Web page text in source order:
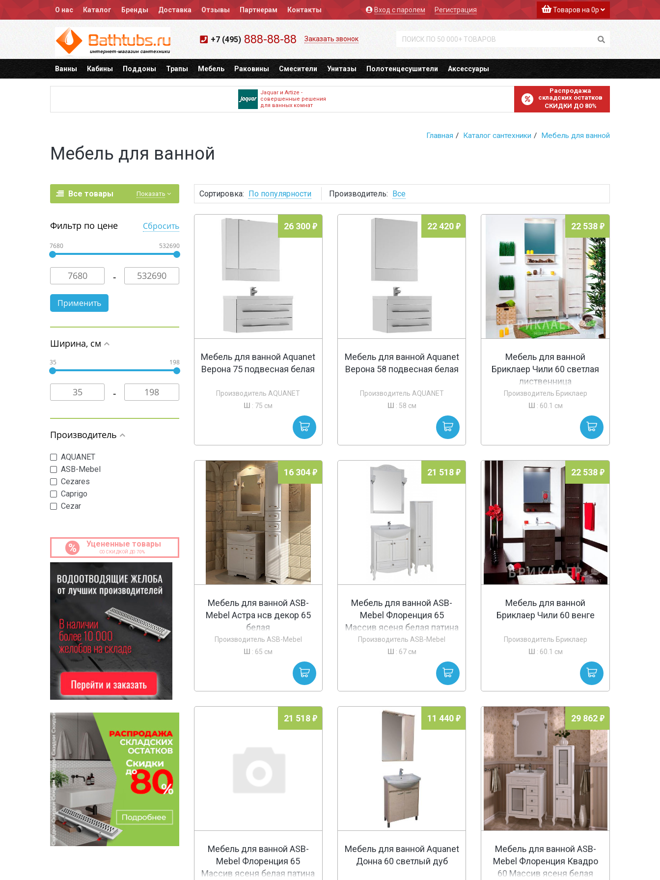
О нас Каталог Бренды Доставка Отзывы Партнерам Контакты Вход с паролем Регистрация Товаров на 0р
+7 (495) 888-88-88 Заказать звонок
Ванны Кабины Поддоны Трапы Мебель Раковины Смесители Унитазы Полотенцесушители Аксессуары
Распродажа
складских остатков
СКИДКИ ДО 80%
Jaquar и Artize -
совершенные решения
для ванных комнат
Главная Каталог сантехники Мебель для ванной
Мебель для ванной
Все товары Показать
Фильтр по цене Сбросить
7680 532690
Ширина, см
35 198
Производитель
AQUANET
ASB-Mebel
Cezares
Caprigo
Cezar
Dreja
Eban
Keuco
Misty
SANTEK
Simas
Бриклаер
Toto
Tiffany World
Аква Родос
Атолл
% Уцененные товары
СО СКИДКОЙ ДО 70%
Сортировка: По популярности Производитель: Все
26 300
Мебель для ванной Aquanet
Верона 75 подвесная белая
Производитель AQUANET
Ш : 75 см
22 420
Мебель для ванной Aquanet
Верона 58 подвесная белая
Производитель AQUANET
Ш : 58 см
22 538
Мебель для ванной
Бриклаер Чили 60 светлая
лиственница
Производитель Бриклаер
Ш : 60.1 см
16 304
Мебель для ванной ASB-
Mebel Астра нсв декор 65
белая
Производитель ASB-Mebel
Ш : 65 см
21 518
Мебель для ванной ASB-
Mebel Флоренция 65
Массив ясеня белая патина
серебро
Производитель ASB-Mebel
Ш : 67 см
22 538
Мебель для ванной
Бриклаер Чили 60 венге
Производитель Бриклаер
Ш : 60.1 см
21 518
Мебель для ванной ASB-
Mebel Флоренция 65
Массив ясеня белая патина
11 440
Мебель для ванной Aquanet
Донна 60 светлый дуб
29 862
Мебель для ванной ASB-
Mebel Флоренция Квадро
60 Массив ясеня белая